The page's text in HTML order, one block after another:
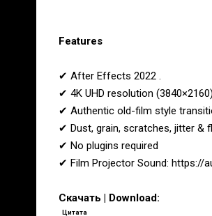
Features
✔ After Effects 2022 .
✔ 4K UHD resolution (3840×2160)
✔ Authentic old-film style
✔ Dust, grain, scratches, jitter &
✔ No plugins required
✔ Film Projector Sound: https://
Скачать | Download:
Цитата